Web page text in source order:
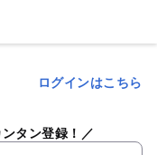
ログインはこちら
タン登録！